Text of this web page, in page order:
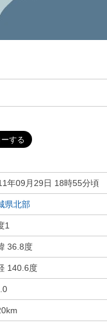
年09月29日 18時55分頃
県北部
1
36.8度
140.6度